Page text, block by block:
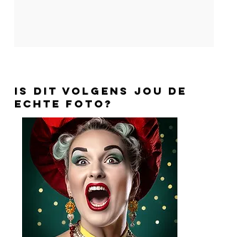
is dit volgens jou de
echte foto?